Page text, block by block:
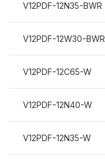
V12PDF-12N35-BWR
V12PDF-12W30-BWR
V12PDF-12C65-W
V12PDF-12N40-W
V12PDF-12N35-W